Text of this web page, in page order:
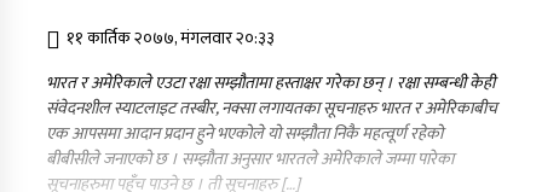
११ कार्तिक २०७७, मंगलवार २०:३३
भारत र अमेरिकाले एउटा रक्षा सम्झौतामा हस्ताक्षर गरेका छन् । रक्षा सम्बन्धी केही
संवेदनशील स्याटलाइट तस्बीर, नक्सा लगायतका सूचनाहरु भारत र अमेरिकाबीच
एक आपसमा आदान प्रदान हुने भएकोले यो सम्झौता निकै महत्वूर्ण रहेको
बीबीसीले जनाएको छ । सम्झौता अनुसार भारतले अमेरिकाले जम्मा पारेका
सूचनाहरुमा पहुँच पाउने छ । ती सूचनाहरु […]